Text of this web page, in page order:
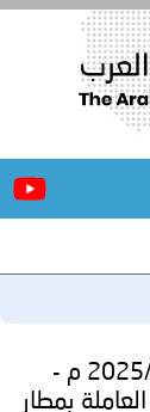
لمجلس
ليبيا ـ 1447/04/01هــ الموافق 2025/09/23 م -
بمطار